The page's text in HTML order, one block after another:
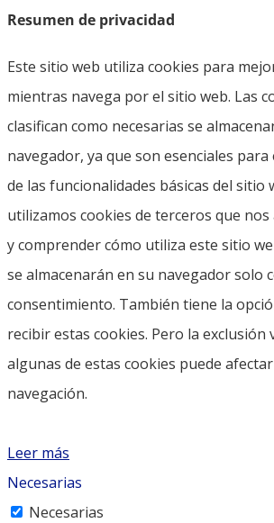
Resumen de privacidad
Este sitio web utiliza cookies para
mientras navega por el sitio web. Las
clasifican como necesarias se
navegador, ya que son esenciales
de las funcionalidades básicas del sitio
utilizamos cookies de terceros que
y comprender cómo utiliza este sitio
se almacenarán en su navegador solo
consentimiento. También tiene la
recibir estas cookies. Pero la exclusión
algunas de estas cookies puede
navegación.
Leer más
Necesarias
Necesarias